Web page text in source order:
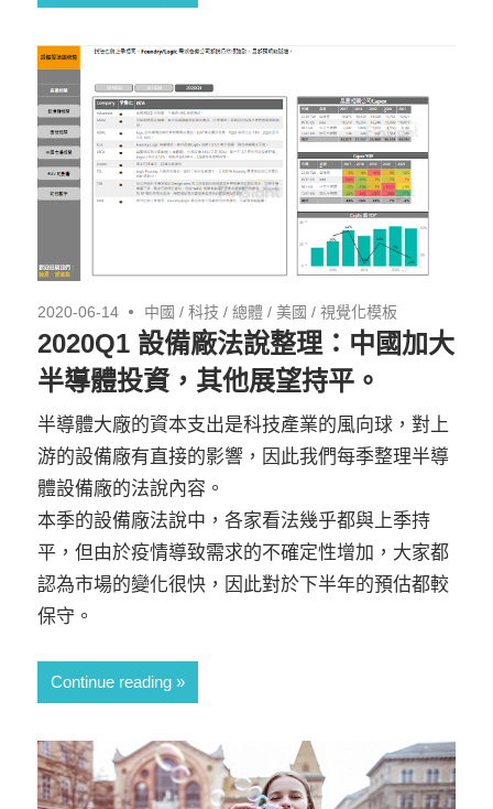
2020-06-14 中國 /科技 /總體 /美國 /視覺化模板
2020Q1 設備廠法說整理：中國加大
半導體投資，其他展望持平。
半導體大廠的資本支出是科技產業的風向球，對上
游的設備廠有直接的影響，因此我們每季整理半導
體設備廠的法說內容。
本季的設備廠法說中，各家看法幾乎都與上季持
平，但由於疫情導致需求的不確定性增加，大家都
認為市場的變化很快，因此對於下半年的預估都較
保守。
Continue reading